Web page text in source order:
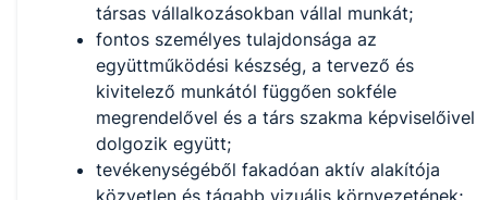
társas vállalkozásokban vállal munkát;
fontos személyes tulajdonsága az
együttműködési készség, a tervező és
kivitelező munkától függően sokféle
megrendelővel és a társ szakma képviselőivel
dolgozik együtt;
tevékenységéből fakadóan aktív alakítója